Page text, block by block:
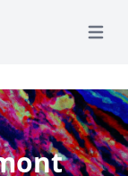
Open